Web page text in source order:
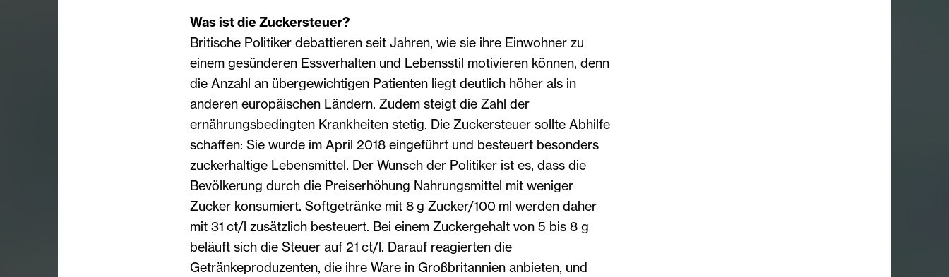
Was ist die Zuckersteuer?
Britische Politiker debattieren seit Jahren, wie sie ihre Einwohner zu
einem gesünderen Essverhalten und Lebensstil motivieren können, denn
die Anzahl an übergewichtigen Patienten liegt deutlich höher als in
anderen europäischen Ländern. Zudem steigt die Zahl der
ernährungsbedingten Krankheiten stetig. Die Zuckersteuer sollte Abhilfe
schaffen: Sie wurde im April 2018 eingeführt und besteuert besonders
zuckerhaltige Lebensmittel. Der Wunsch der Politiker ist es, dass die
Bevölkerung durch die Preiserhöhung Nahrungsmittel mit weniger
Zucker konsumiert. Softgetränke mit 8 g Zucker/100 ml werden daher
mit 31 ct/l zusätzlich besteuert. Bei einem Zuckergehalt von 5 bis 8 g
beläuft sich die Steuer auf 21 ct/l. Darauf reagierten die
Getränkeproduzenten, die ihre Ware in Großbritannien anbieten, und